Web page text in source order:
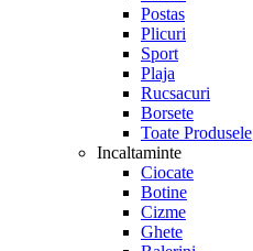
Postas
Plicuri
Sport
Plaja
Rucsacuri
Borsete
Toate Produsele
Incaltaminte
Ciocate
Botine
Cizme
Ghete